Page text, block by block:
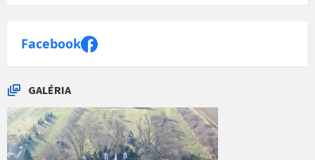
Facebook
GALÉRIA